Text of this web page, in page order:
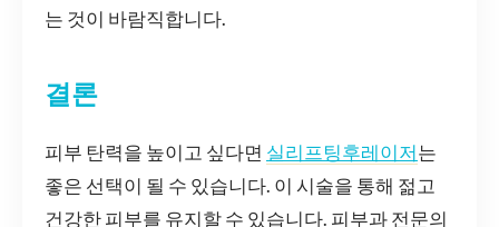
는 것이 바람직합니다.
결론
피부 탄력을 높이고 싶다면 실리프팅후레이저는
좋은 선택이 될 수 있습니다. 이 시술을 통해 젊고
건강한 피부를 유지할 수 있습니다. 피부과 전문의